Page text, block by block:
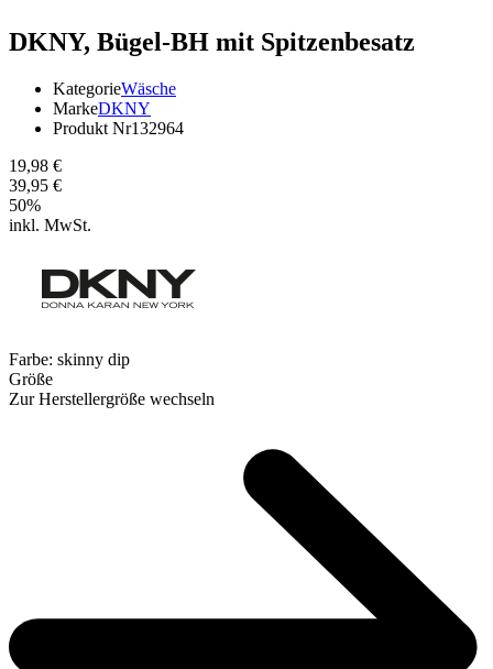
DKNY, Bügel-BH mit Spitzenbesatz
KategorieWäsche
MarkeDKNY
Produkt Nr132964
19,98 €
39,95 €
50%
inkl. MwSt.
Farbe: skinny dip
Größe
Zur Herstellergröße wechseln